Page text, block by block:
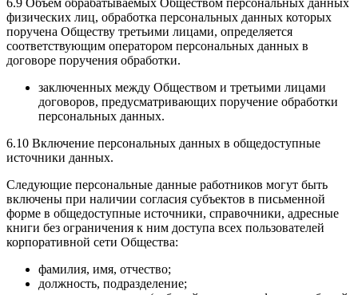
физических лиц, обработка персональных данных которых
поручена Обществу третьими лицами, определяется
соответствующим оператором персональных данных в
договоре поручения обработки.
заключенных между Обществом и третьими лицами
договоров, предусматривающих поручение обработки
персональных данных.
6.10 Включение персональных данных в общедоступные
источники данных.
Следующие персональные данные работников могут быть
включены при наличии согласия субъектов в письменной
форме в общедоступные источники, справочники, адресные
книги без ограничения к ним доступа всех пользователей
корпоративной сети Общества:
фамилия, имя, отчество;
должность, подразделение;